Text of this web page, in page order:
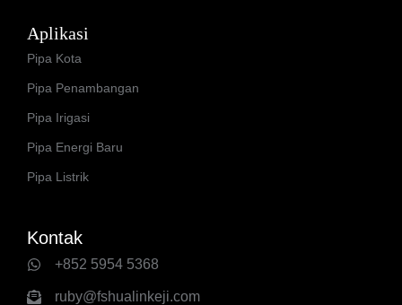
Aplikasi
Pipa Kota
Pipa Penambangan
Pipa Irigasi
Pipa Energi Baru
Pipa Listrik
Kontak
+852 5954 5368
ruby@fshualinkeji.com